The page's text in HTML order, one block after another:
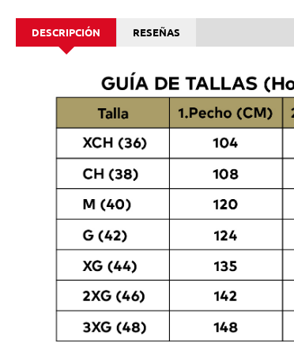
DESCRIPCIÓN RESEÑAS